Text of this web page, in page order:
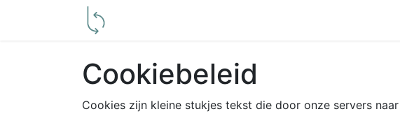
Cookiebeleid
Cookies zijn kleine stukjes tekst die door onze servers